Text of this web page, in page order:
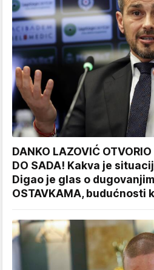
DANKO LAZOVIĆ
DO SADA! Kakva je
Digao je glas o
OSTAVKAMA, budućnosti